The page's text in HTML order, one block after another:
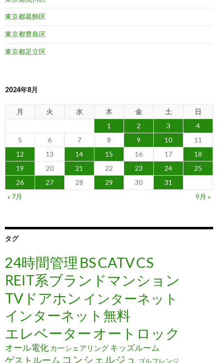
東京都葛飾区
東京都豊島区
東京都足立区
2024年8月
月 火 水 木 金 土
日
1
2 3
4
5
6 7 8 9 10
11
12
13 14 15 16 17
18
19
20 21 22 23 24
25
26
27 28 29 30
31
« 7月
9月 »
タグ
24時間管理 BSCATVCS
REIT系ブランドマンション
TVドアホン インターネット
インターネット無料
エレベーター オートロック
オール電化 カーシェアリング キッズルーム
ゲストルーム コンシェルジュ ゴルフレンジ